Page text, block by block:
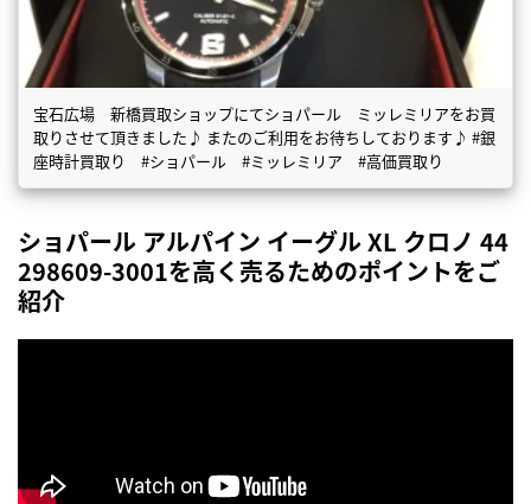
宝石広場 新橋買取ショップにてショパール ミッレミリアをお買
取りさせて頂きました♪ またのご利用をお待ちしております♪ #銀
座時計買取り #ショパール #ミッレミリア #高価買取り
ショパール アルパイン イーグル XL クロノ 44
298609-3001を高く売るためのポイントをご
紹介